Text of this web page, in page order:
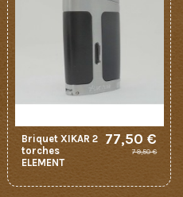
Briquet XIKAR 2
torches
ELEMENT
77,50 €
79,50 €